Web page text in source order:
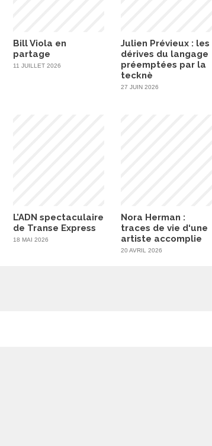
Bill Viola en
partage
11 JUILLET 2026
Julien Prévieux : les
dérives du langage
préemptées par la
tecknè
27 JUIN 2026
L’ADN spectaculaire
de Transe Express
18 MAI 2026
Nora Herman :
traces de vie d‘une
artiste accomplie
20 AVRIL 2026